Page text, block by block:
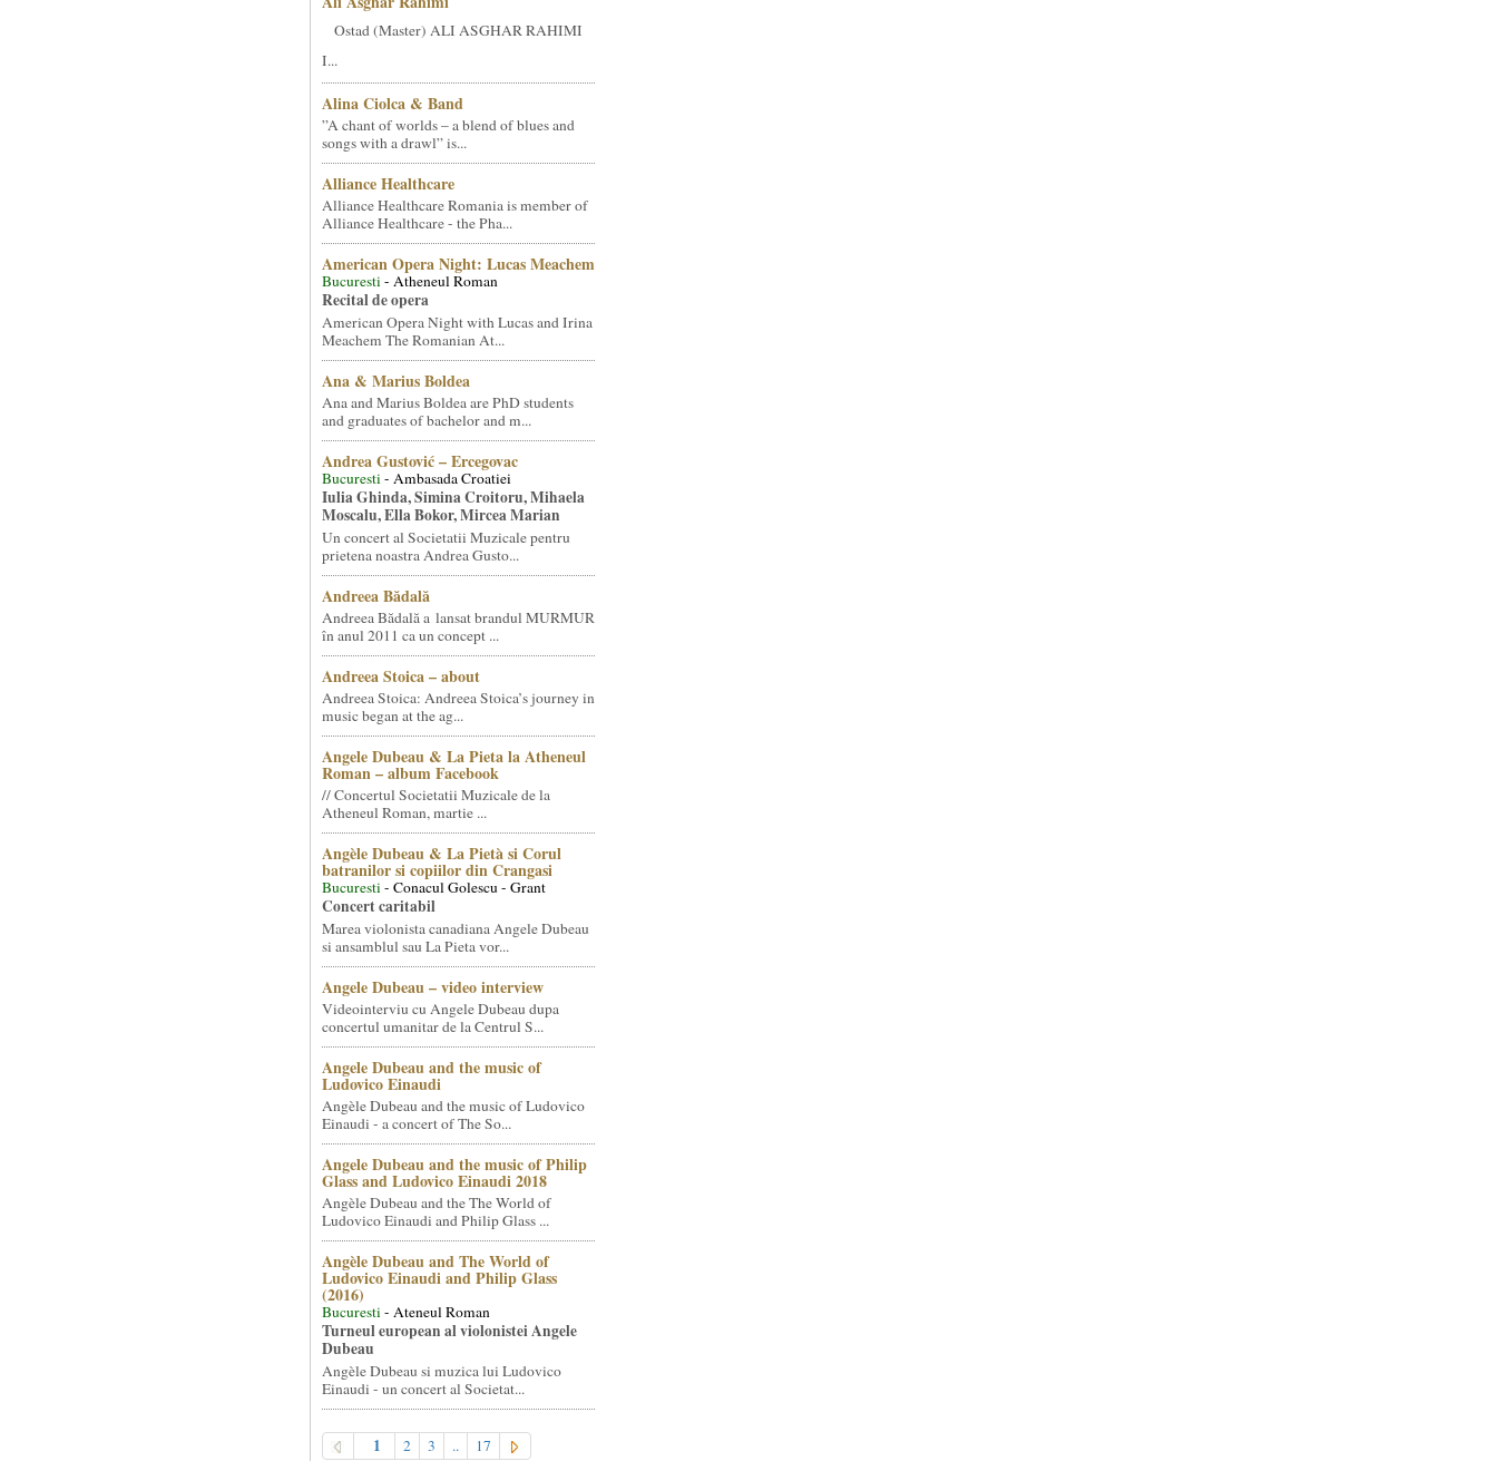
Ostad (Master) ALI ASGHAR RAHIMI
I...
Alina Ciolca & Band
”A chant of worlds – a blend of blues and
songs with a drawl” is...
Alliance Healthcare
Alliance Healthcare Romania is member of
Alliance Healthcare - the Pha...
American Opera Night: Lucas Meachem
Bucuresti- Atheneul Roman
Recital de opera
American Opera Night with Lucas and Irina
Meachem The Romanian At...
Ana & Marius Boldea
Ana and Marius Boldea are PhD students
and graduates of bachelor and m...
Andrea Gustović – Ercegovac
Bucuresti- Ambasada Croatiei
Iulia Ghinda, Simina Croitoru, Mihaela
Moscalu, Ella Bokor, Mircea Marian
Un concert al Societatii Muzicale pentru
prietena noastra Andrea Gusto...
Andreea Bădală
Andreea Bădală a lansat brandul MURMUR
în anul 2011 ca un concept ...
Andreea Stoica – about
Andreea Stoica: Andreea Stoica’s journey in
music began at the ag...
Angele Dubeau & La Pieta la Atheneul
Roman – album Facebook
// Concertul Societatii Muzicale de la
Atheneul Roman, martie ...
Angèle Dubeau & La Pietà si Corul
batranilor si copiilor din Crangasi
Bucuresti- Conacul Golescu - Grant
Concert caritabil
Marea violonista canadiana Angele Dubeau
si ansamblul sau La Pieta vor...
Angele Dubeau – video interview
Videointerviu cu Angele Dubeau dupa
concertul umanitar de la Centrul S...
Angele Dubeau and the music of
Ludovico Einaudi
Angèle Dubeau and the music of Ludovico
Einaudi - a concert of The So...
Angele Dubeau and the music of Philip
Glass and Ludovico Einaudi 2018
Angèle Dubeau and the The World of
Ludovico Einaudi and Philip Glass ...
Angèle Dubeau and The World of
Ludovico Einaudi and Philip Glass
(2016)
Bucuresti- Ateneul Roman
Turneul european al violonistei Angele
Dubeau
Angèle Dubeau si muzica lui Ludovico
Einaudi - un concert al Societat...
1 2 3 .. 17